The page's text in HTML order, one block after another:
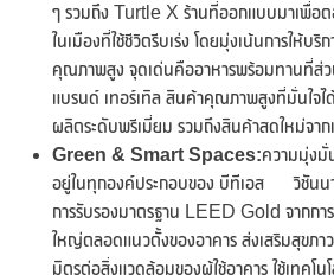
ๆ รวมถึง Turtle X ร้านที่ออกแบบมาเพื่อ
ในเมืองที่ใช้ชีวิตรีบเร่ง โดยมุ่งเน้นการให้บริ
คุณภาพสูง จุดเด่นคืออาหารพร้อมทานที่
แบรนด์ เทอร์เทิล สินค้าคุณภาพสูงที่มั่นใ
ผลิตระดับพรีเมี่ยม รวมถึงสินค้าสดใหม่จาก
Green & Smart Spaces:ความมุ่งมั่
อยู่ในทุกองค์ประกอบของ บีทีเอส วิชันนา
การรับรองมาตรฐาน LEED Gold จากกา
ใหญ่ตลอดแนวตั้งของอาคาร ส่งเสริมสุขภา
มิตรต่อสิ่งแวดล้อมของผู้ใช้อาคาร ใช้เทคโน